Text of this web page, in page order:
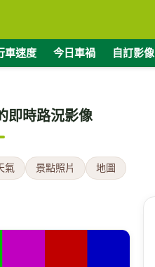
車速度 今日車禍 自訂影像
即時路況影像
氣 景點照片 地圖